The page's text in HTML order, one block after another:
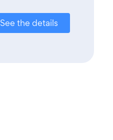
See the details